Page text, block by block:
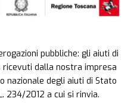
pubbliche: gli aiuti di
dalla nostra impresa
nazionale degli aiuti di Stato
234/2012 a cui si rinvia.